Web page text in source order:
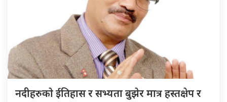
नदीहरुकाे ईतिहास र सभ्यता बुझेर मात्र हस्तक्षेप र